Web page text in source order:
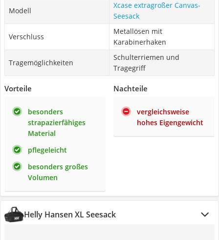
Modell
Xcase extragroßer Canvas-
Seesack
Verschluss
Metallösen mit
Karabinerhaken
Tragemöglichkeiten
Schulterriemen und
Tragegriff
Vorteile
besonders
strapazierfähiges
Material
pflegeleicht
besonders großes
Volumen
Nachteile
vergleichsweise
hohes Eigengewicht
Helly Hansen XL Seesack